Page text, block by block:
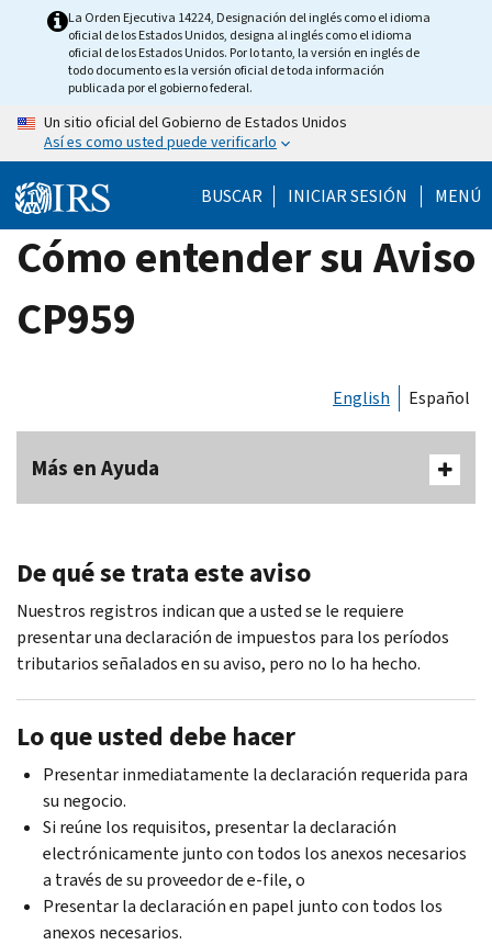
La Orden Ejecutiva 14224, Designación del inglés como el idioma
oficial de los Estados Unidos, designa al inglés como el idioma
oficial de los Estados Unidos. Por lo tanto, la versión en inglés de
todo documento es la versión oficial de toda información
publicada por el gobierno federal.
Un sitio oficial del Gobierno de Estados Unidos
Así es como usted puede verificarlo
BUSCAR INICIAR SESIÓN MENÚ
Cómo entender su Aviso
CP959
English Español
Más en Ayuda
De qué se trata este aviso
Nuestros registros indican que a usted se le requiere
presentar una declaración de impuestos para los períodos
tributarios señalados en su aviso, pero no lo ha hecho.
Lo que usted debe hacer
Presentar inmediatamente la declaración requerida para
su negocio.
Si reúne los requisitos, presentar la declaración
electrónicamente junto con todos los anexos necesarios
a través de su proveedor de e-file, o
Presentar la declaración en papel junto con todos los
anexos necesarios.